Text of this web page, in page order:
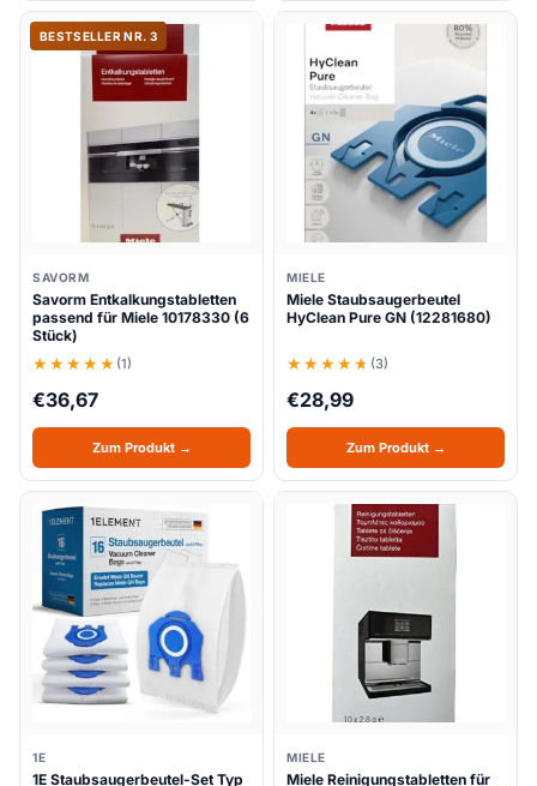
BESTSELLER NR. 3
SAVORM
Savorm Entkalkungstabletten
passend für Miele 10178330 (6
Stück)
(1)
€36,67
Zum Produkt →
MIELE
Miele Staubsaugerbeutel
HyClean Pure GN (12281680)
(3)
€28,99
Zum Produkt →
1E
1E Staubsaugerbeutel-Set Typ
MIELE
Miele Reinigungstabletten für